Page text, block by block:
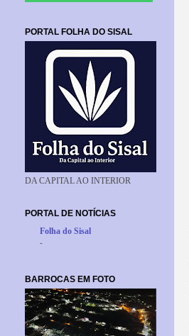
PORTAL FOLHA DO SISAL
DA CAPITAL AO INTERIOR
PORTAL DE NOTÍCIAS
Folha do Sisal
-
BARROCAS EM FOTO